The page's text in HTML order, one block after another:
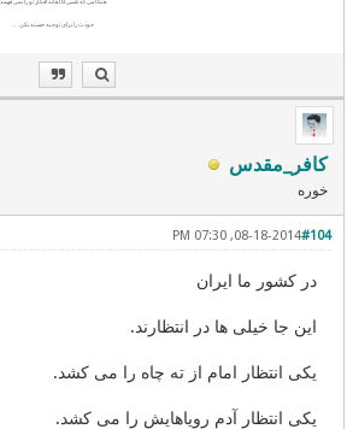
خودت را برای توجیه خسته نکن . . .
کافر_مقدس
خوره
#104
08-18-2014, 07:30 PM
در کشور ما ایران
این جا خیلی ها در انتظارند.
یکی انتظار امام از ته چاه را می کشد.
یکی انتظار آدم رویاهایش را می کشد.